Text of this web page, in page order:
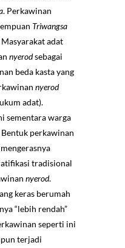
. Perkawinan
Triwangsa
Masyarakat adat
nyerodsebagai
beda kasta yang
nyerod
adat).
sementara warga
Bentuk perkawinan
tradisional
nyerod.
keras berumah
“lebih rendah”
seperti ini
terjadi